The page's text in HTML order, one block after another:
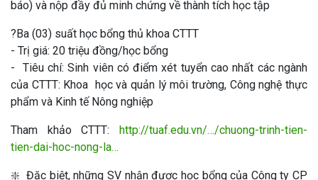
báo) và nộp đầy đủ minh chứng về thành tích học tập
?Ba (03) suất học bổng thủ khoa CTTT
- Trị giá: 20 triệu đồng/học bổng
- Tiêu chí: Sinh viên có điểm xét tuyển cao nhất các ngành
của CTTT: Khoa học và quản lý môi trường, Công nghệ thực
phẩm và Kinh tế Nông nghiệp
Tham khảo CTTT: http://tuaf.edu.vn/…/chuong-trinh-tien-
tien-dai-hoc-nong-la…
❇️ Đặc biệt, những SV nhận được học bổng của Công ty CP